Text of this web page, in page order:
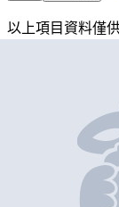
以上項目資料僅
新界佬